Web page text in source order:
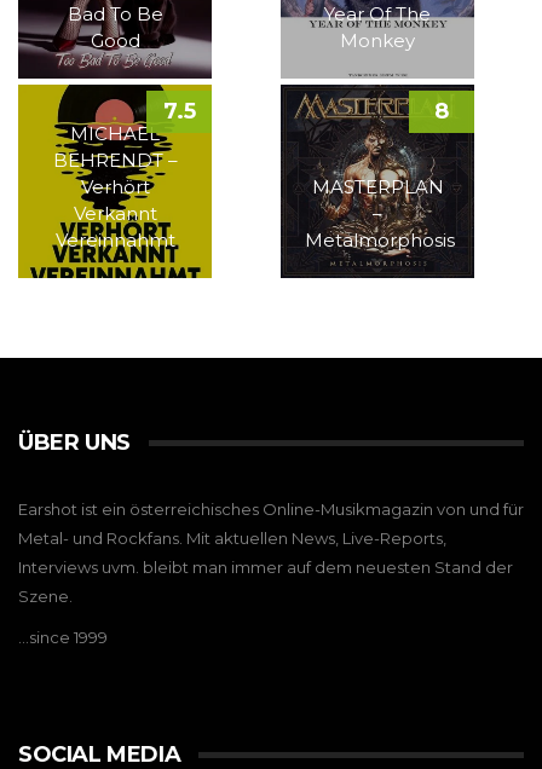
Bad To Be
Good
Year Of The
Monkey
MICHAEL
BEHRENDT –
Verhört
Verkannt
Vereinnahmt
7.5
MASTERPLAN
–
Metalmorphosis
8
ÜBER UNS
Earshot ist ein österreichisches Online-Musikmagazin von und für
Metal- und Rockfans. Mit aktuellen News, Live-Reports,
Interviews uvm. bleibt man immer auf dem neuesten Stand der
Szene.
…since 1999
SOCIAL MEDIA